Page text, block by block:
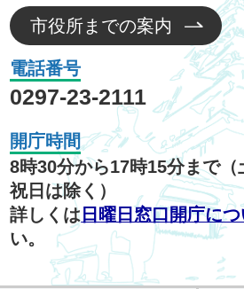
市役所までの案内
電話番号
0297-23-2111
開庁時間
8時30分から17時15分まで
祝日は除く）
詳しくは 日曜日窓口開庁に
い。